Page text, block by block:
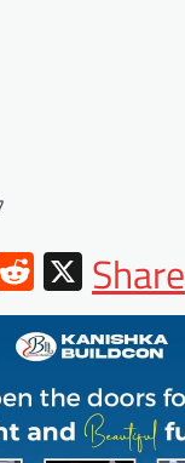
Reddit
X
Share